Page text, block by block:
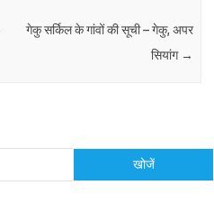
गेकु सर्किल के गांवों की सूची – गेकु, अपर
सियांग →
खोजें